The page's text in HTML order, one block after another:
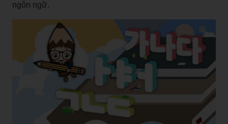
ngôn ngữ.